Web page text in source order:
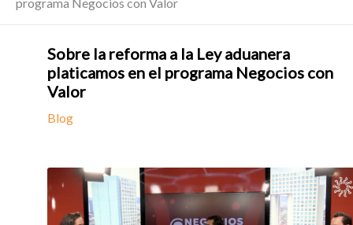
Sobre la reforma a la Ley aduanera
platicamos en el programa Negocios con
Valor
Blog